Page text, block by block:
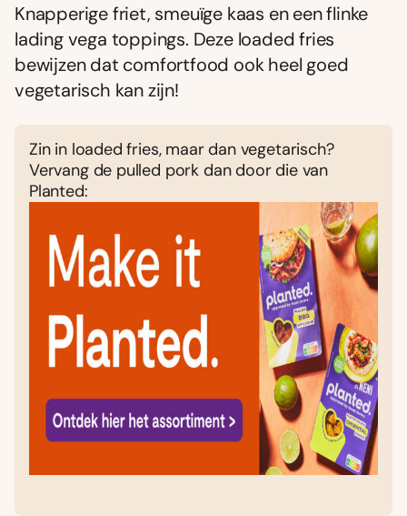
Knapperige friet, smeuïge kaas en een flinke
lading vega toppings. Deze loaded fries
bewijzen dat comfortfood ook heel goed
vegetarisch kan zijn!
Zin in loaded fries, maar dan vegetarisch?
Vervang de pulled pork dan door die van
Planted: